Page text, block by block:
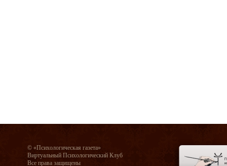
© «Психологическая газета»
Виртуальный Психологический Клуб
Все права защищены